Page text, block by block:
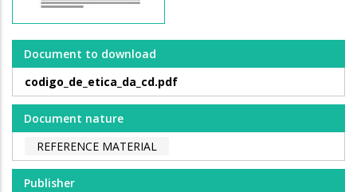
Document to download
codigo_de_etica_da_cd.pdf
Document nature
REFERENCE MATERIAL
Publisher